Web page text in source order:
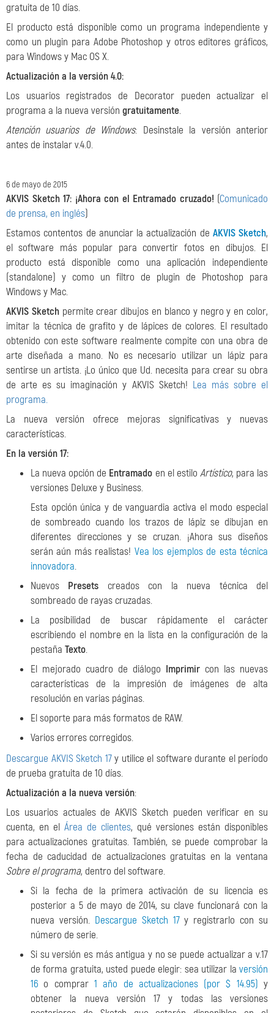
gratuita de 10 días.
El producto está disponible como un programa independiente y
como un plugin para Adobe Photoshop y otros editores gráficos,
para Windows y Mac OS X.
Actualización a la versión 4.0:
Los usuarios registrados de Decorator pueden actualizar el
programa a la nueva versión gratuitamente.
Atención usuarios de Windows: Desinstale la versión anterior
antes de instalar v.4.0.
6 de mayo de 2015
AKVIS Sketch 17: ¡Ahora con el Entramado cruzado! (Comunicado
de prensa, en inglés)
Estamos contentos de anunciar la actualización de AKVIS Sketch,
el software más popular para convertir fotos en dibujos. El
producto está disponible como una aplicación independiente
(standalone) y como un filtro de plugin de Photoshop para
Windows y Mac.
AKVIS Sketchpermite crear dibujos en blanco y negro y en color,
imitar la técnica de grafito y de lápices de colores. El resultado
obtenido con este software realmente compite con una obra de
arte diseñada a mano. No es necesario utilizar un lápiz para
sentirse un artista. ¡Lo único que Ud. necesita para crear su obra
de arte es su imaginación y AKVIS Sketch! Lea más sobre el
programa.
La nueva versión ofrece mejoras significativas y nuevas
características.
En la versión 17:
La nueva opción de Entramado en el estilo Artístico, para las
versiones Deluxe y Business.
Esta opción única y de vanguardia activa el modo especial
de sombreado cuando los trazos de lápiz se dibujan en
diferentes direcciones y se cruzan. ¡Ahora sus diseños
serán aún más realistas! Vea los ejemplos de esta técnica
innovadora.
Nuevos Presets creados con la nueva técnica del
sombreado de rayas cruzadas.
La posibilidad de buscar rápidamente el carácter
escribiendo el nombre en la lista en la configuración de la
pestaña Texto.
El mejorado cuadro de diálogo Imprimir con las nuevas
características de la impresión de imágenes de alta
resolución en varias páginas.
El soporte para más formatos de RAW.
Varios errores corregidos.
Descargue AKVIS Sketch 17y utilice el software durante el período
de prueba gratuita de 10 días.
Actualización a la nueva versión:
Los usuarios actuales de AKVIS Sketch pueden verificar en su
cuenta, en el Área de clientes, qué versiones están disponibles
para actualizaciones gratuitas. También, se puede comprobar la
fecha de caducidad de actualizaciones gratuitas en la ventana
Sobre el programa, dentro del software.
Si la fecha de la primera activación de su licencia es
posterior a 5 de mayo de 2014, su clave funcionará con la
nueva versión. Descargue Sketch 17y registrarlo con su
número de serie.
Si su versión es más antigua y no se puede actualizar a v.17
de forma gratuita, usted puede elegir: sea utilizar la versión
16 o comprar 1 año de actualizaciones (por $ 14.95) y
obtener la nueva versión 17 y todas las versiones